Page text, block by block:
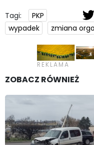
Tagi:
PKP
wypadek
zmiana
ZOBACZ RÓWNIEŻ